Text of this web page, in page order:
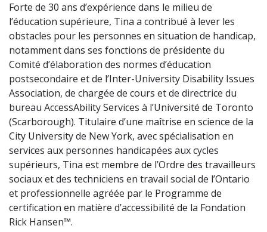
Forte de 30 ans d’expérience dans le milieu de
l’éducation supérieure, Tina a contribué à lever les
obstacles pour les personnes en situation de handicap,
notamment dans ses fonctions de présidente du
Comité d’élaboration des normes d’éducation
postsecondaire et de l’Inter-University Disability Issues
Association, de chargée de cours et de directrice du
bureau AccessAbility Services à l’Université de Toronto
(Scarborough). Titulaire d’une maîtrise en science de la
City University de New York, avec spécialisation en
services aux personnes handicapées aux cycles
supérieurs, Tina est membre de l’Ordre des travailleurs
sociaux et des techniciens en travail social de l’Ontario
et professionnelle agréée par le Programme de
certification en matière d’accessibilité de la Fondation
Rick Hansen™.